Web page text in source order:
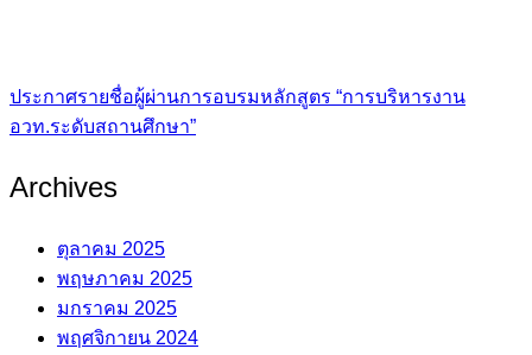
ประกาศรายชื่อผู้ผ่านการอบรมหลักสูตร “การบริหารงาน
อวท.ระดับสถานศึกษา”
Archives
ตุลาคม 2025
พฤษภาคม 2025
มกราคม 2025
พฤศจิกายน 2024